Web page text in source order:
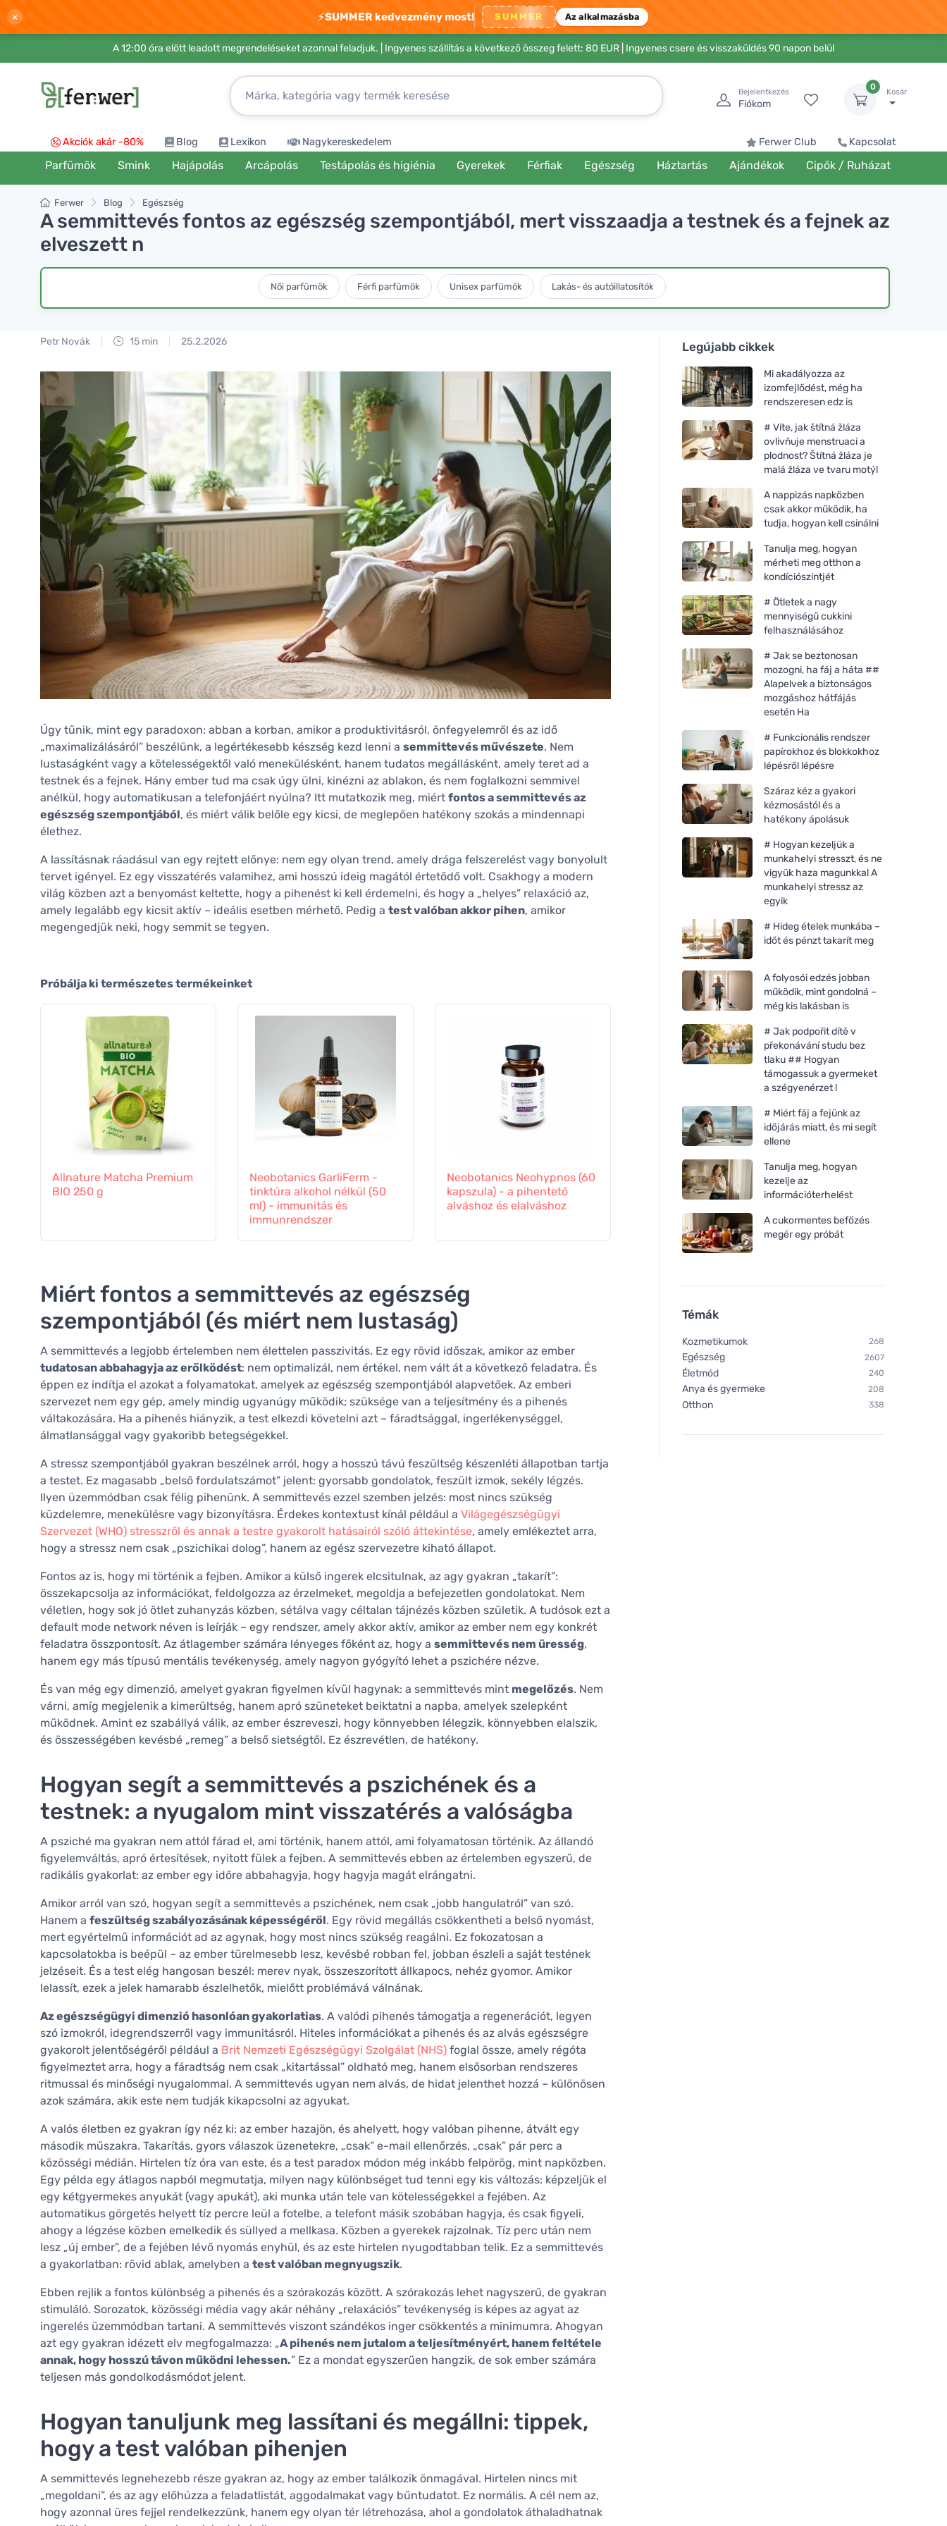
× ⚡SUMMER kedvezmény most! SUMMER Az alkalmazásba
A 12:00 óra előtt leadott megrendeléseket azonnal feladjuk. | Ingyenes szállítás a következő összeg felett: 80 EUR | Ingyenes csere és visszaküldés 90 napon belül
Bejelentkezés
Fiókom
0
Kosár
Akciók akár -80% Blog Lexikon Nagykereskedelem Ferwer Club Kapcsolat
Parfümök Smink Hajápolás Arcápolás Testápolás és higiénia Gyerekek Férfiak Egészség Háztartás Ajándékok Cipők / Ruházat
Ferwer Blog Egészség
A semmittevés fontos az egészség szempontjából, mert visszaadja a testnek és a fejnek az
elveszett n
Női parfümök Férfi parfümök Unisex parfümök Lakás- és autóillatosítók
Petr Novák 15 min 25.2.2026
Úgy tűnik, mint egy paradoxon: abban a korban, amikor a produktivitásról, önfegyelemről és az idő
„maximalizálásáról” beszélünk, a legértékesebb készség kezd lenni a semmittevés művészete. Nem
lustaságként vagy a kötelességektől való menekülésként, hanem tudatos megállásként, amely teret ad a
testnek és a fejnek. Hány ember tud ma csak úgy ülni, kinézni az ablakon, és nem foglalkozni semmivel
anélkül, hogy automatikusan a telefonjáért nyúlna? Itt mutatkozik meg, miért fontos a semmittevés az
egészség szempontjából, és miért válik belőle egy kicsi, de meglepően hatékony szokás a mindennapi
élethez.
A lassításnak ráadásul van egy rejtett előnye: nem egy olyan trend, amely drága felszerelést vagy bonyolult
tervet igényel. Ez egy visszatérés valamihez, ami hosszú ideig magától értetődő volt. Csakhogy a modern
világ közben azt a benyomást keltette, hogy a pihenést ki kell érdemelni, és hogy a „helyes” relaxáció az,
amely legalább egy kicsit aktív – ideális esetben mérhető. Pedig a test valóban akkor pihen, amikor
megengedjük neki, hogy semmit se tegyen.
Próbálja ki természetes termékeinket
Allnature Matcha Premium
BIO 250 g
Neobotanics GarliFerm -
tinktúra alkohol nélkül (50
ml) - immunitás és
immunrendszer
Neobotanics Neohypnos (60
kapszula) - a pihentető
alváshoz és elalváshoz
Neobotanics Mood-Balance
(60 kapszula) - a
(60 kapszula) - a
Miért fontos a semmittevés az egészség
szempontjából (és miért nem lustaság)
A semmittevés a legjobb értelemben nem élettelen passzivitás. Ez egy rövid időszak, amikor az ember
tudatosan abbahagyja az erőlködést: nem optimalizál, nem értékel, nem vált át a következő feladatra. És
éppen ez indítja el azokat a folyamatokat, amelyek az egészség szempontjából alapvetőek. Az emberi
szervezet nem egy gép, amely mindig ugyanúgy működik; szüksége van a teljesítmény és a pihenés
váltakozására. Ha a pihenés hiányzik, a test elkezdi követelni azt – fáradtsággal, ingerlékenységgel,
álmatlansággal vagy gyakoribb betegségekkel.
A stressz szempontjából gyakran beszélnek arról, hogy a hosszú távú feszültség készenléti állapotban tartja
a testet. Ez magasabb „belső fordulatszámot” jelent: gyorsabb gondolatok, feszült izmok, sekély légzés.
Ilyen üzemmódban csak félig pihenünk. A semmittevés ezzel szemben jelzés: most nincs szükség
küzdelemre, menekülésre vagy bizonyításra. Érdekes kontextust kínál például a Világegészségügyi
Szervezet (WHO) stresszről és annak a testre gyakorolt hatásairól szóló áttekintése, amely emlékeztet arra,
hogy a stressz nem csak „pszichikai dolog”, hanem az egész szervezetre kiható állapot.
Fontos az is, hogy mi történik a fejben. Amikor a külső ingerek elcsitulnak, az agy gyakran „takarít”:
összekapcsolja az információkat, feldolgozza az érzelmeket, megoldja a befejezetlen gondolatokat. Nem
véletlen, hogy sok jó ötlet zuhanyzás közben, sétálva vagy céltalan tájnézés közben születik. A tudósok ezt a
default mode network néven is leírják – egy rendszer, amely akkor aktív, amikor az ember nem egy konkrét
feladatra összpontosít. Az átlagember számára lényeges főként az, hogy a semmittevés nem üresség,
hanem egy más típusú mentális tevékenység, amely nagyon gyógyító lehet a pszichére nézve.
És van még egy dimenzió, amelyet gyakran figyelmen kívül hagynak: a semmittevés mint megelőzés. Nem
várni, amíg megjelenik a kimerültség, hanem apró szüneteket beiktatni a napba, amelyek szelepként
működnek. Amint ez szabállyá válik, az ember észreveszi, hogy könnyebben lélegzik, könnyebben elalszik,
és összességében kevésbé „remeg” a belső sietségtől. Ez észrevétlen, de hatékony.
Hogyan segít a semmittevés a pszichének és a
testnek: a nyugalom mint visszatérés a valóságba
A psziché ma gyakran nem attól fárad el, ami történik, hanem attól, ami folyamatosan történik. Az állandó
figyelemváltás, apró értesítések, nyitott fülek a fejben. A semmittevés ebben az értelemben egyszerű, de
radikális gyakorlat: az ember egy időre abbahagyja, hogy hagyja magát elrángatni.
Amikor arról van szó, hogyan segít a semmittevés a pszichének, nem csak „jobb hangulatról” van szó.
Hanem a feszültség szabályozásának képességéről. Egy rövid megállás csökkentheti a belső nyomást,
mert egyértelmű információt ad az agynak, hogy most nincs szükség reagálni. Ez fokozatosan a
kapcsolatokba is beépül – az ember türelmesebb lesz, kevésbé robban fel, jobban észleli a saját testének
jelzéseit. És a test elég hangosan beszél: merev nyak, összeszorított állkapocs, nehéz gyomor. Amikor
lelassít, ezek a jelek hamarabb észlelhetők, mielőtt problémává válnának.
Az egészségügyi dimenzió hasonlóan gyakorlatias. A valódi pihenés támogatja a regenerációt, legyen
szó izmokról, idegrendszerről vagy immunitásról. Hiteles információkat a pihenés és az alvás egészségre
gyakorolt jelentőségéről például a Brit Nemzeti Egészségügyi Szolgálat (NHS) foglal össze, amely régóta
figyelmeztet arra, hogy a fáradtság nem csak „kitartással” oldható meg, hanem elsősorban rendszeres
ritmussal és minőségi nyugalommal. A semmittevés ugyan nem alvás, de hidat jelenthet hozzá – különösen
azok számára, akik este nem tudják kikapcsolni az agyukat.
A valós életben ez gyakran így néz ki: az ember hazajön, és ahelyett, hogy valóban pihenne, átvált egy
második műszakra. Takarítás, gyors válaszok üzenetekre, „csak” e-mail ellenőrzés, „csak” pár perc a
közösségi médián. Hirtelen tíz óra van este, és a test paradox módon még inkább felpörög, mint napközben.
Egy példa egy átlagos napból megmutatja, milyen nagy különbséget tud tenni egy kis változás: képzeljük el
egy kétgyermekes anyukát (vagy apukát), aki munka után tele van kötelességekkel a fejében. Az
automatikus görgetés helyett tíz percre leül a fotelbe, a telefont másik szobában hagyja, és csak figyeli,
ahogy a légzése közben emelkedik és süllyed a mellkasa. Közben a gyerekek rajzolnak. Tíz perc után nem
lesz „új ember”, de a fejében lévő nyomás enyhül, és az este hirtelen nyugodtabban telik. Ez a semmittevés
a gyakorlatban: rövid ablak, amelyben a test valóban megnyugszik.
Ebben rejlik a fontos különbség a pihenés és a szórakozás között. A szórakozás lehet nagyszerű, de gyakran
stimuláló. Sorozatok, közösségi média vagy akár néhány „relaxációs” tevékenység is képes az agyat az
ingerelés üzemmódban tartani. A semmittevés viszont szándékos inger csökkentés a minimumra. Ahogyan
azt egy gyakran idézett elv megfogalmazza: „A pihenés nem jutalom a teljesítményért, hanem feltétele
annak, hogy hosszú távon működni lehessen.” Ez a mondat egyszerűen hangzik, de sok ember számára
teljesen más gondolkodásmódot jelent.
Hogyan tanuljunk meg lassítani és megállni: tippek,
hogy a test valóban pihenjen
A semmittevés legnehezebb része gyakran az, hogy az ember találkozik önmagával. Hirtelen nincs mit
„megoldani”, és az agy előhúzza a feladatlistát, aggodalmakat vagy bűntudatot. Ez normális. A cél nem az,
hogy azonnal üres fejjel rendelkezzünk, hanem egy olyan tér létrehozása, ahol a gondolatok áthaladhatnak
Legújabb cikkek
Mi akadályozza az
izomfejlődést, még ha
rendszeresen edz is
# Víte, jak štítná žláza
ovlivňuje menstruaci a
plodnost? Štítná žláza je
malá žláza ve tvaru motýl
A nappizás napközben
csak akkor működik, ha
tudja, hogyan kell csinálni
Tanulja meg, hogyan
mérheti meg otthon a
kondíciószintjét
# Ötletek a nagy
mennyiségű cukkini
felhasználásához
# Jak se beztonosan
mozogni, ha fáj a háta ##
Alapelvek a biztonságos
mozgáshoz hátfájás
esetén Ha
# Funkcionális rendszer
papírokhoz és blokkokhoz
lépésről lépésre
Száraz kéz a gyakori
kézmosástól és a
hatékony ápolásuk
# Hogyan kezeljük a
munkahelyi stresszt, és ne
vigyük haza magunkkal A
munkahelyi stressz az
egyik
# Hideg ételek munkába –
időt és pénzt takarít meg
A folyosói edzés jobban
működik, mint gondolná –
még kis lakásban is
# Jak podpořit dítě v
překonávání studu bez
tlaku ## Hogyan
támogassuk a gyermeket
a szégyenérzet l
# Miért fáj a fejünk az
időjárás miatt, és mi segít
ellene
Tanulja meg, hogyan
kezelje az
információterhelést
A cukormentes befőzés
megér egy próbát
Témák
Kozmetikumok 268
Egészség 2607
Életmód 240
Anya és gyermeke 208
Otthon 338